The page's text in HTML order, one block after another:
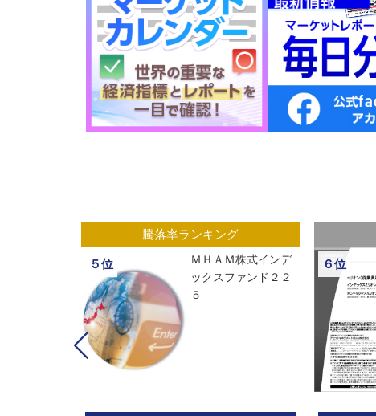
騰落率ランキング
５位
ＭＨＡＭ株式インデ
ックスファンド２２
５
６位